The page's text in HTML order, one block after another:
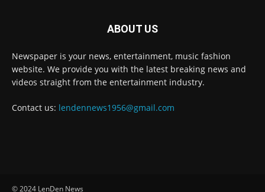
ABOUT US
Newspaper is your news, entertainment, music fashion
website. We provide you with the latest breaking news and
videos straight from the entertainment industry.
Contact us: lendennews1956@gmail.com
© 2024 LenDen News